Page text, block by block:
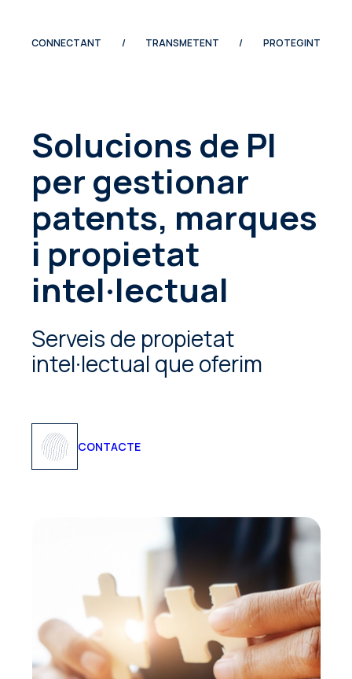
CONNECTANT / TRANSMETENT / PROTEGINT
Solucions de PI
per gestionar
patents, marques
i propietat
intel·lectual
Serveis de propietat
intel·lectual que oferim
CONTACTE